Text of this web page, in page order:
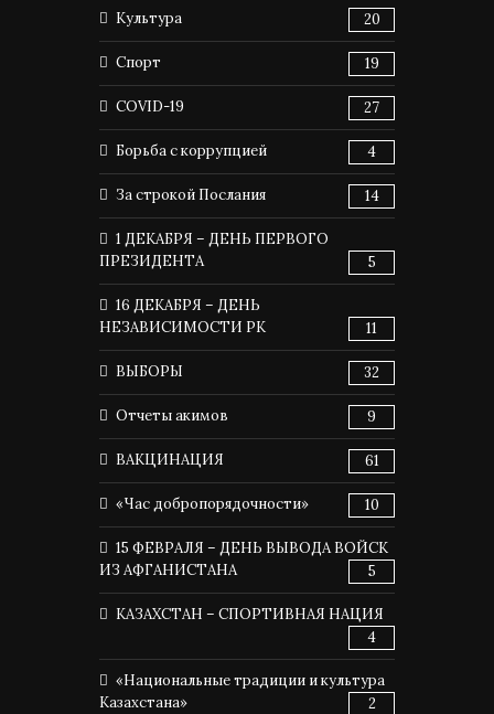
Культура 20
Спорт 19
COVID-19 27
Борьба с коррупцией 4
За строкой Послания 14
1 ДЕКАБРЯ – ДЕНЬ ПЕРВОГО
ПРЕЗИДЕНТА
5
16 ДЕКАБРЯ – ДЕНЬ
НЕЗАВИСИМОСТИ РК
11
ВЫБОРЫ 32
Отчеты акимов 9
ВАКЦИНАЦИЯ 61
«Час добропорядочности» 10
15 ФЕВРАЛЯ – ДЕНЬ ВЫВОДА ВОЙСК
ИЗ АФГАНИСТАНА
5
КАЗАХСТАН – СПОРТИВНАЯ НАЦИЯ
4
«Национальные традиции и культура
Казахстана»
2